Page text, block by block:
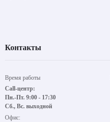
Контакты
Время работы
Call-центр:
Пн.-Пт. 9:00 - 17:30
Сб., Вс. выходной
Офис: